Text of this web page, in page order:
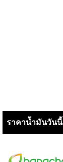
ราคาน้ำมันวันนี้